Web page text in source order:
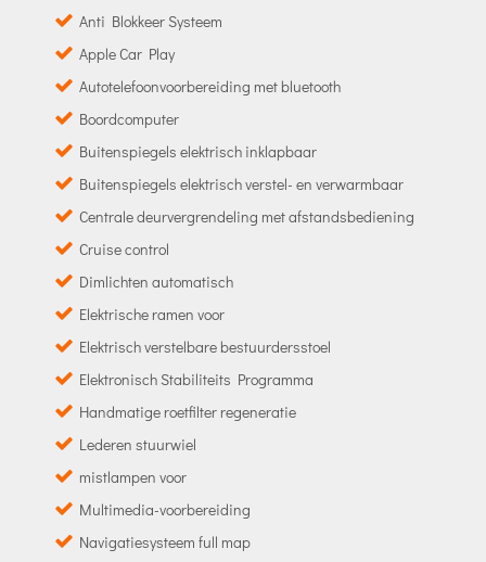
Anti Blokkeer Systeem
Apple Car Play
Autotelefoonvoorbereiding met bluetooth
Boordcomputer
Buitenspiegels elektrisch inklapbaar
Buitenspiegels elektrisch verstel- en verwarmbaar
Centrale deurvergrendeling met afstandsbediening
Cruise control
Dimlichten automatisch
Elektrische ramen voor
Elektrisch verstelbare bestuurdersstoel
Elektronisch Stabiliteits Programma
Handmatige roetfilter regeneratie
Lederen stuurwiel
mistlampen voor
Multimedia-voorbereiding
Navigatiesysteem full map